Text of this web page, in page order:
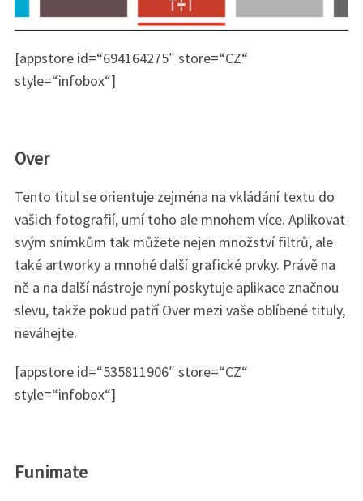
[appstore id=“694164275″ store=“CZ“
style=“infobox“]
Over
Tento titul se orientuje zejména na vkládání textu do
vašich fotografií, umí toho ale mnohem více. Aplikovat
svým snímkům tak můžete nejen množství filtrů, ale
také artworky a mnohé další grafické prvky. Právě na
ně a na další nástroje nyní poskytuje aplikace značnou
slevu, takže pokud patří Over mezi vaše oblíbené tituly,
neváhejte.
[appstore id=“535811906″ store=“CZ“
style=“infobox“]
Funimate